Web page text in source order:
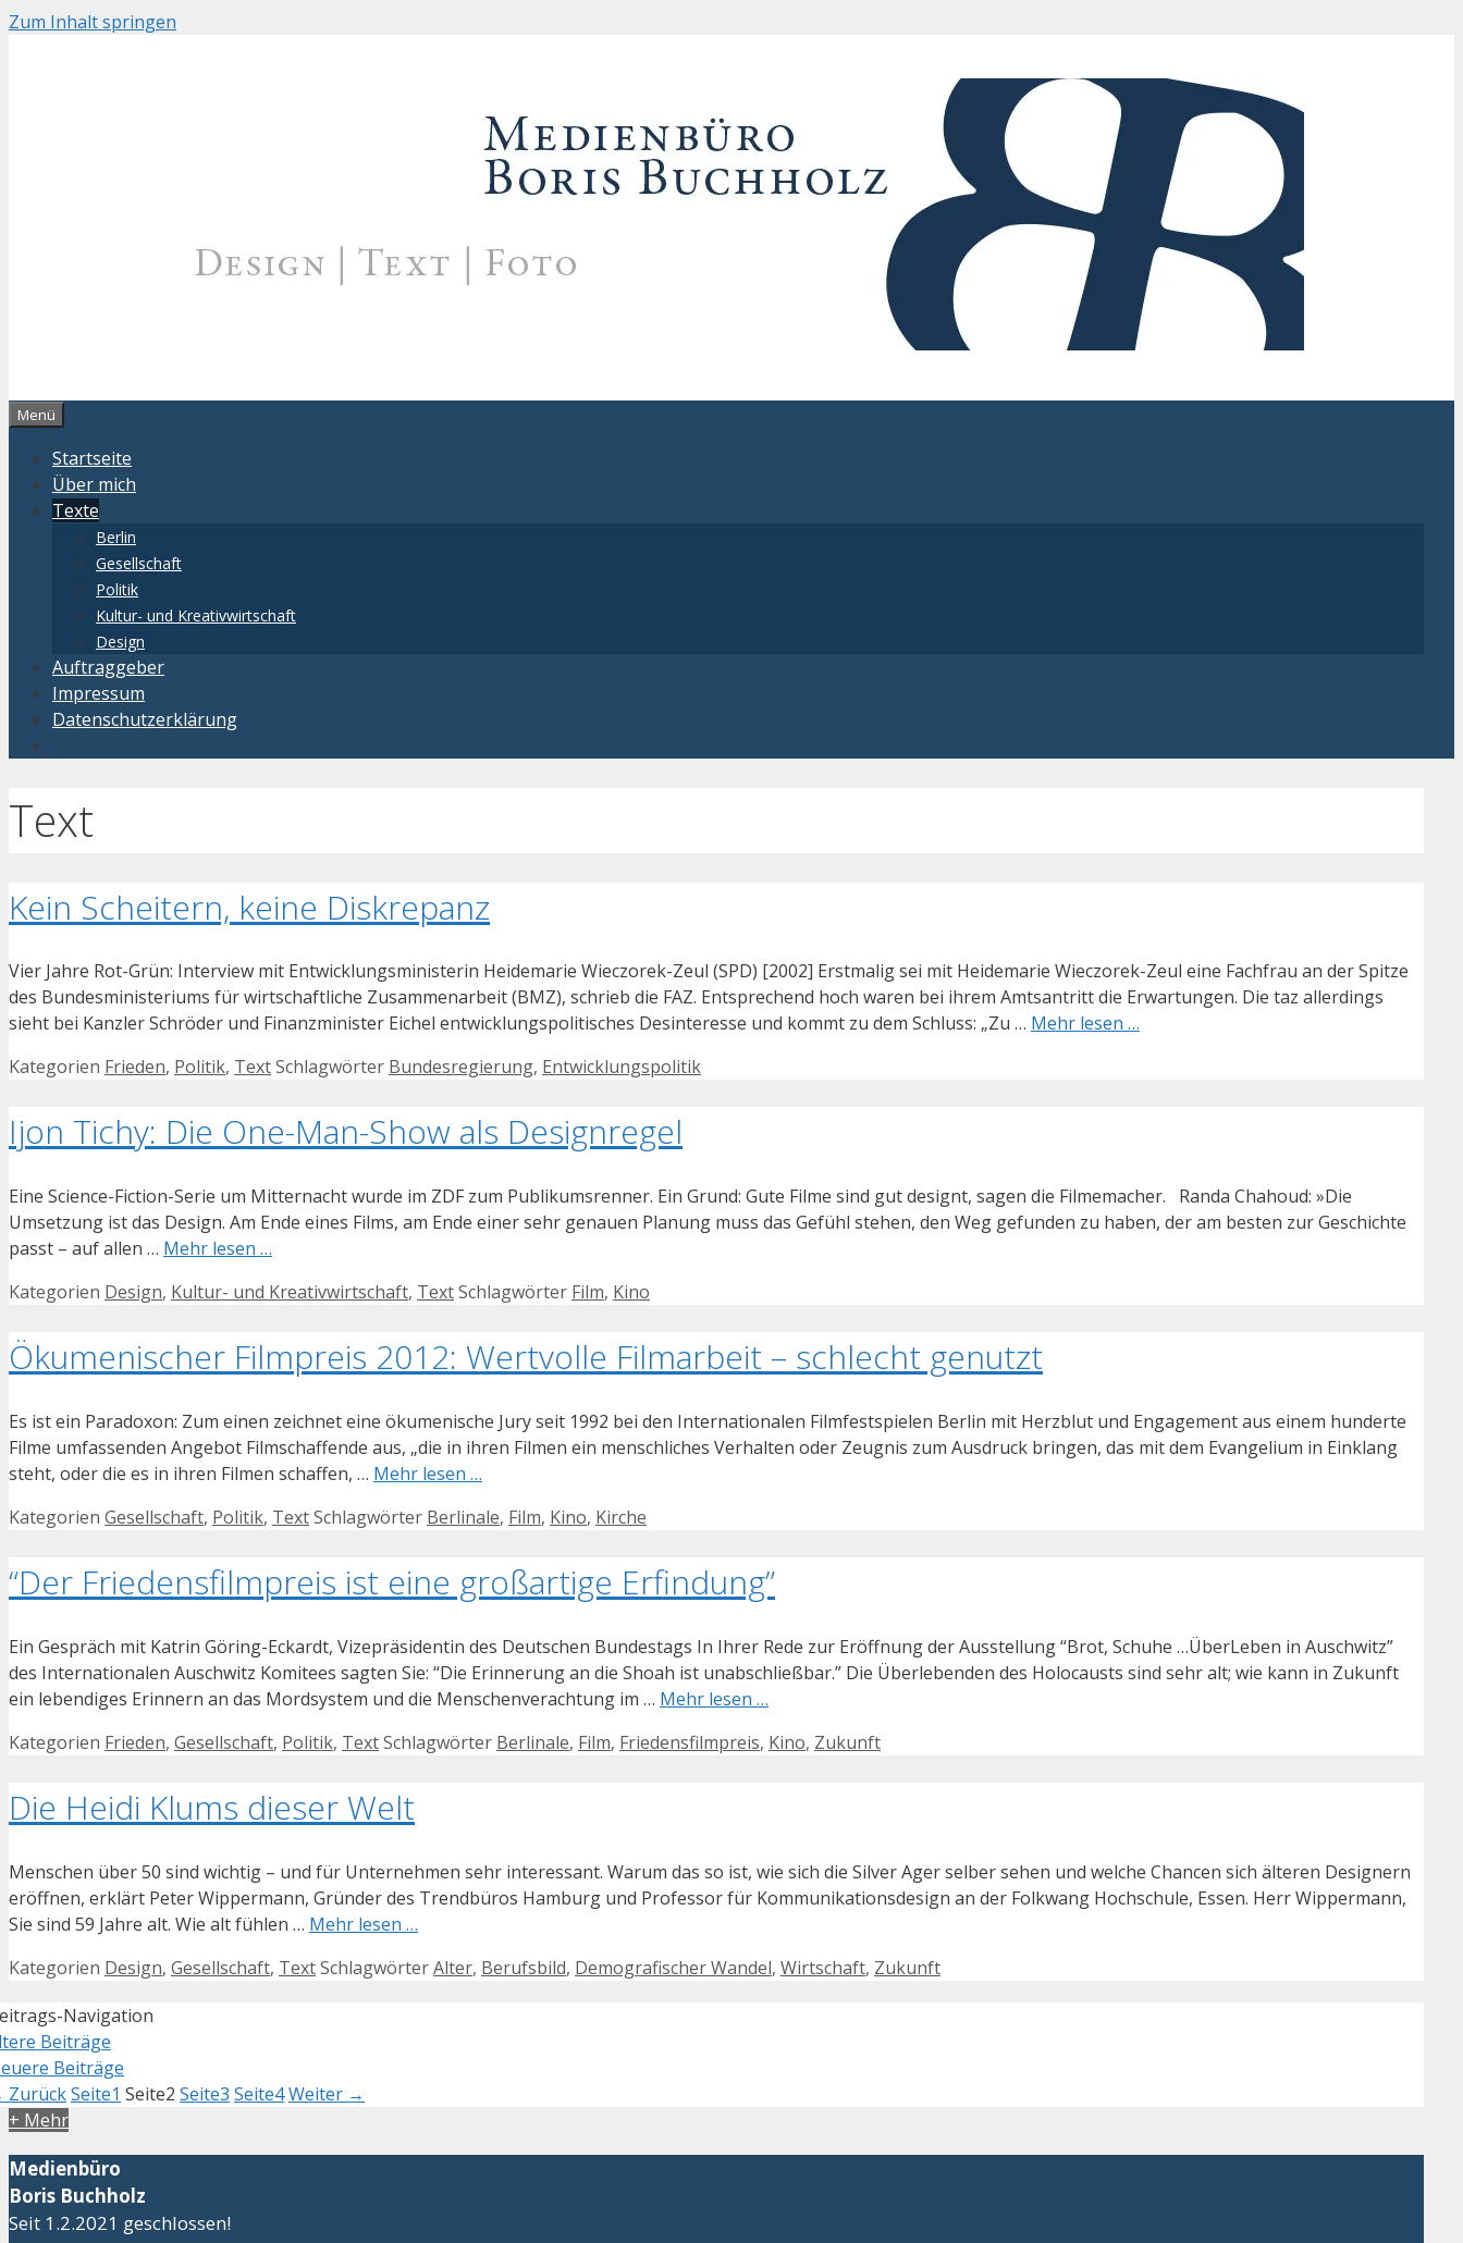
Zum Inhalt springen
Menü
Startseite
Über mich
Texte
Berlin
Gesellschaft
Politik
Kultur- und Kreativwirtschaft
Design
Auftraggeber
Impressum
Datenschutzerklärung
Text
Kein Scheitern, keine Diskrepanz
Vier Jahre Rot-Grün: Interview mit Entwicklungsministerin Heidemarie Wieczorek-Zeul (SPD) [2002] Erstmalig sei mit Heidemarie Wieczorek-Zeul eine Fachfrau an der Spitze
des Bundesministeriums für wirtschaftliche Zusammenarbeit (BMZ), schrieb die FAZ. Entsprechend hoch waren bei ihrem Amtsantritt die Erwartungen. Die taz allerdings
sieht bei Kanzler Schröder und Finanzminister Eichel entwicklungspolitisches Desinteresse und kommt zu dem Schluss: „Zu … Mehr lesen …
Kategorien Frieden, Politik, TextSchlagwörter Bundesregierung, Entwicklungspolitik
Ijon Tichy: Die One-Man-Show als Designregel
Eine Science-Fiction-Serie um Mitternacht wurde im ZDF zum Publikumsrenner. Ein Grund: Gute Filme sind gut designt, sagen die Filmemacher. Randa Chahoud: »Die
Umsetzung ist das Design. Am Ende eines Films, am Ende einer sehr genauen Planung muss das Gefühl stehen, den Weg gefunden zu haben, der am besten zur Geschichte
passt – auf allen … Mehr lesen …
Kategorien Design, Kultur- und Kreativwirtschaft, TextSchlagwörter Film, Kino
Ökumenischer Filmpreis 2012: Wertvolle Filmarbeit – schlecht genutzt
Es ist ein Paradoxon: Zum einen zeichnet eine ökumenische Jury seit 1992 bei den Internationalen Filmfestspielen Berlin mit Herzblut und Engagement aus einem hunderte
Filme umfassenden Angebot Filmschaffende aus, „die in ihren Filmen ein menschliches Verhalten oder Zeugnis zum Ausdruck bringen, das mit dem Evangelium in Einklang
steht, oder die es in ihren Filmen schaffen, … Mehr lesen …
Kategorien Gesellschaft, Politik, TextSchlagwörter Berlinale, Film, Kino, Kirche
“Der Friedensfilmpreis ist eine großartige Erfindung”
Ein Gespräch mit Katrin Göring-Eckardt, Vizepräsidentin des Deutschen Bundestags In Ihrer Rede zur Eröffnung der Ausstellung “Brot, Schuhe …ÜberLeben in Auschwitz”
des Internationalen Auschwitz Komitees sagten Sie: “Die Erinnerung an die Shoah ist unabschließbar.” Die Überlebenden des Holocausts sind sehr alt; wie kann in Zukunft
ein lebendiges Erinnern an das Mordsystem und die Menschenverachtung im … Mehr lesen …
Kategorien Frieden, Gesellschaft, Politik, TextSchlagwörter Berlinale, Film, Friedensfilmpreis, Kino, Zukunft
Die Heidi Klums dieser Welt
Menschen über 50 sind wichtig – und für Unternehmen sehr interessant. Warum das so ist, wie sich die Silver Ager selber sehen und welche Chancen sich älteren Designern
eröffnen, erklärt Peter Wippermann, Gründer des Trendbüros Hamburg und Professor für Kommunikationsdesign an der Folkwang Hochschule, Essen. Herr Wippermann,
Sie sind 59 Jahre alt. Wie alt fühlen … Mehr lesen …
Kategorien Design, Gesellschaft, TextSchlagwörterAlter, Berufsbild, Demografischer Wandel, Wirtschaft, Zukunft
Navigation
Beiträge
Beiträge
ZurückSeite1 Seite2 Seite3 Seite4Weiter →
+ Mehr
Medienbüro
Boris Buchholz
Seit 1.2.2021 geschlossen!